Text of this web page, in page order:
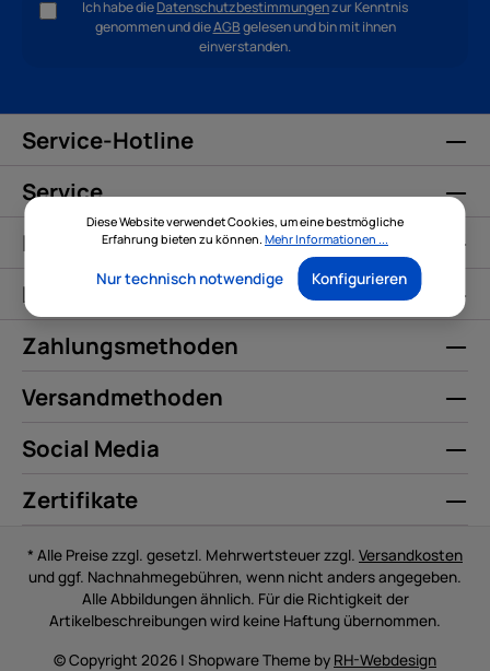
Ich habe dieDatenschutzbestimmungenzur Kenntnis
genommen und dieAGBgelesen und bin mit ihnen
einverstanden.
Service-Hotline
Service
Informationen
Kontakt
Zahlungsmethoden
Versandmethoden
Social Media
Zertifikate
* Alle Preise zzgl. gesetzl. Mehrwertsteuer zzgl. Versandkosten
und ggf. Nachnahmegebühren, wenn nicht anders angegeben.
Alle Abbildungen ähnlich. Für die Richtigkeit der
Artikelbeschreibungen wird keine Haftung übernommen.
© Copyright 2026 | Shopware Theme by RH-Webdesign
Diese Website verwendet Cookies, um eine bestmögliche
Erfahrung bieten zu können. Mehr Informationen ...
Nur technisch notwendige Konfigurieren